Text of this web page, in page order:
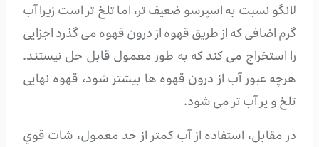
لانگو نسبت به اسپرسو ضعیف تر، اما تلخ تر است زیرا آب
گرم اضافی که از طریق قهوه از درون قهوه می گذرد اجزایی
را استخراج می کند که به طور معمول قابل حل نیستند.
هرچه عبور آب از درون قهوه ها بیشتر شود، قهوه نهایی
تلخ و پر آب تر می شود.
در مقابل، استفاده از آب كمتر از حد معمول، شات قوي